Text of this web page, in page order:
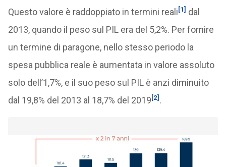
Questo valore è raddoppiato in termini reali[1] dal
2013, quando il peso sul PIL era del 5,2%. Per fornire
un termine di paragone, nello stesso periodo la
spesa pubblica reale è aumentata in valore assoluto
solo dell’1,7%, e il suo peso sul PIL è anzi diminuito
dal 19,8% del 2013 al 18,7% del 2019[2] .